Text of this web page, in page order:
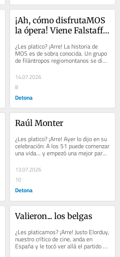
¡Ah, cómo disfrutaMOS
la ópera! Viene Falstaff,
más divertida
¿Les platico? ¡Arre! La historia de
MOS es de sobra conocida. Un grupo
de filántropos regiomontanos se dio
a la tarea de crear lo que hoy es
una...
14.07.2026
8
Detona
Raúl Monter
¿Les platico? ¡Arre! Ayer lo dijo en su
celebración: A los 51 puede comenzar
una vida... y empezó una mejor para
él. Hace cinco años descubrió...
13.07.2026
10
Detona
Valieron... los belgas
¿Les platicamos? ¡Arre! Justo Elorduy,
nuestro crítico de cine, anda en
España y le tocó ver allá el partido en
el que la Selección de ese...